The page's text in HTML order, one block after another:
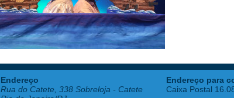
Endereço
Rua do Catete, 338 Sobreloja - Catete
Endereço para
Caixa Postal